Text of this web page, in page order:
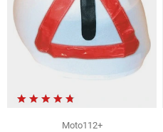
Moto112+